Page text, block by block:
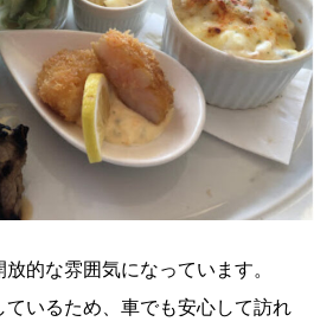
的な雰囲気になっています。
ているため、車でも安心して訪れ